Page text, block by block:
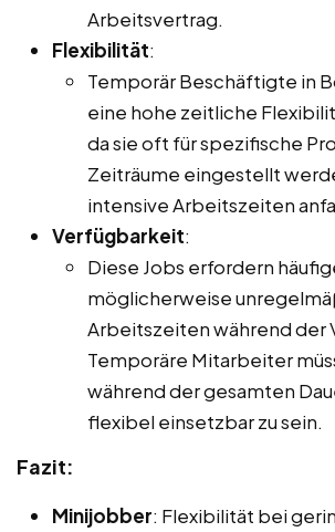
Arbeitsvertrag.
Flexibilität:
Temporär Beschäftigte in
eine hohe zeitliche
da sie oft für spezifische
Zeiträume eingestellt
intensive Arbeitszeiten
Verfügbarkeit:
Diese Jobs erfordern
möglicherweise
Arbeitszeiten während der
Temporäre Mitarbeiter
während der gesamten
flexibel einsetzbar zu sein.
Fazit:
Minijobber: Flexibilität bei